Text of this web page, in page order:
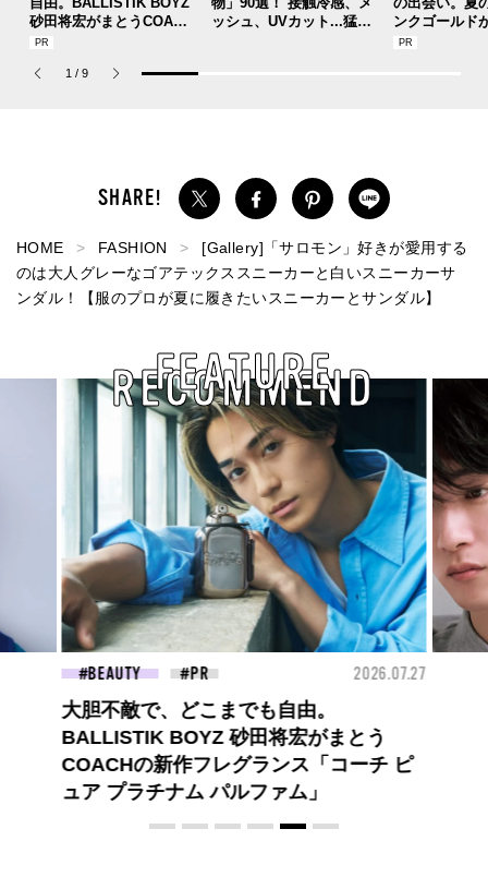
砂田将宏がまとうCOACH
の新作フレグランス「コ
パルファム」
ッシュ、UVカット...猛暑
ンクゴールド
SUMMER
1 / 9
HOME FASHION
[Gallery]「サロモン」好きが愛用する
のは大人グレーなゴアテックススニーカーと白いスニーカーサ
ンダル！【服のプロが夏に履きたいスニーカーとサンダル】
RECOMMEND
FEATURE
2026.07.27 FASHION 2026.07.09
高橋璃央と、ジュエッテの出会い。夏の
定番、ピンクゴールドが印象的
な“SUMMER PINK”［meets Jouete!
Vol.12］